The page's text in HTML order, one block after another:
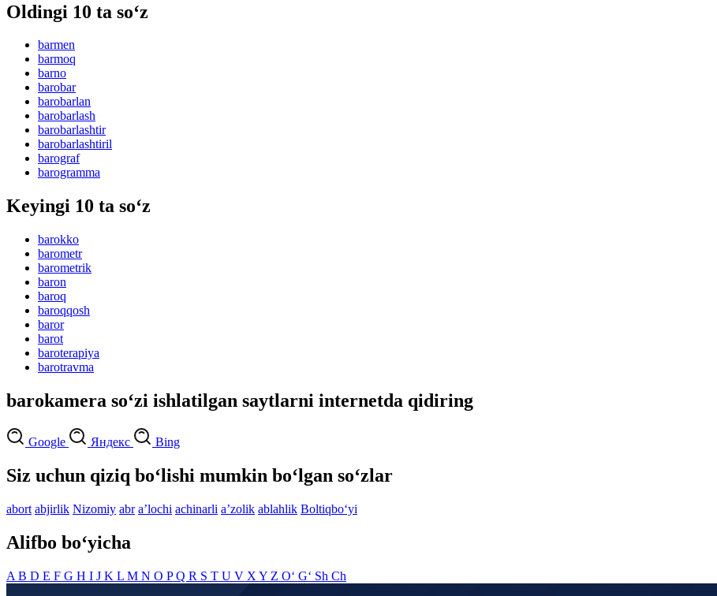
Oldingi 10 ta so‘z
barmen
barmoq
barno
barobar
barobarlan
barobarlash
barobarlashtir
barobarlashtiril
barograf
barogramma
Keyingi 10 ta so‘z
barokko
barometr
barometrik
baron
baroq
baroqqosh
baror
barot
baroterapiya
barotravma
barokamera so‘zi ishlatilgan saytlarni internetda qidiring
Google Яндекс Bing
Siz uchun qiziq bo‘lishi mumkin bo‘lgan so‘zlar
abort abjirlik Nizomiy abr aʼlochi achinarli aʼzolik ablahlik Boltiqbo‘yi
Alifbo bo‘yicha
A B D E F G H I J K L M N O PQ R S T U V X Y Z O‘ G‘ Sh Ch